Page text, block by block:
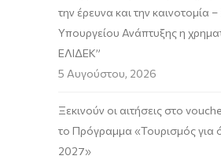
την έρευνα και την καινοτομία
Υπουργείου Ανάπτυξης η
ΕΛΙΔΕΚ”
5 Αυγούστου, 2026
Ξεκινούν οι αιτήσεις στο
το Πρόγραμμα «Τουρισμός για
2027»